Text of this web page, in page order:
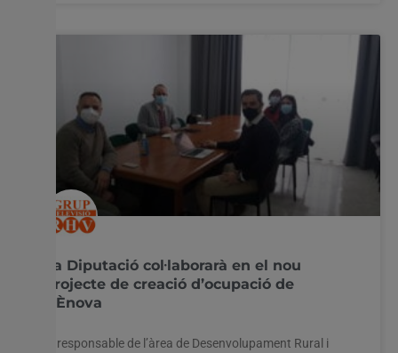
La Diputació col·laborarà en el nou
projecte de creació d’ocupació de
L’Ènova
El responsable de l’àrea de Desenvolupament Rural i